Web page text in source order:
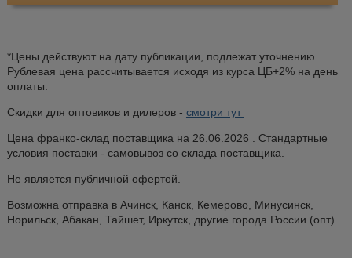
*Цены действуют на дату публикации, подлежат уточнению.
Рублевая цена рассчитывается исходя из курса ЦБ+2% на день
оплаты.
Скидки для оптовиков и дилеров - смотри тут
Цена франко-склад поставщика на 26.06.2026 . Стандартные
условия поставки - самовывоз со склада поставщика.
Не является публичной офертой.
Возможна отправка в Ачинск, Канск, Кемерово, Минусинск,
Норильск, Абакан, Тайшет, Иркутск, другие города России (опт).